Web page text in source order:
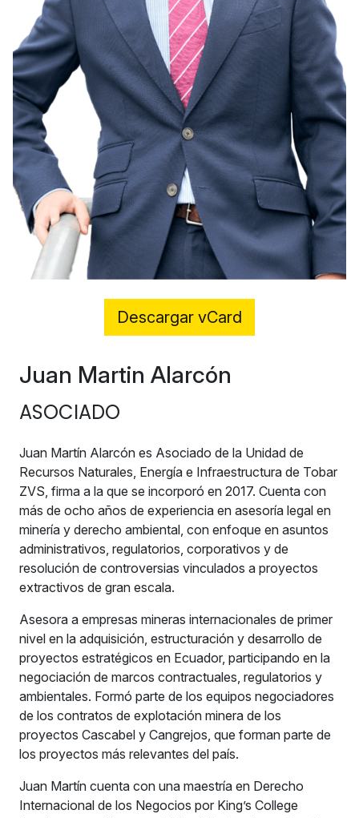
Descargar vCard
Juan Martin Alarcón
ASOCIADO
Juan Martín Alarcón es Asociado de la Unidad de
Recursos Naturales, Energía e Infraestructura de Tobar
ZVS, firma a la que se incorporó en 2017. Cuenta con
más de ocho años de experiencia en asesoría legal en
minería y derecho ambiental, con enfoque en asuntos
administrativos, regulatorios, corporativos y de
resolución de controversias vinculados a proyectos
extractivos de gran escala.
Asesora a empresas mineras internacionales de primer
nivel en la adquisición, estructuración y desarrollo de
proyectos estratégicos en Ecuador, participando en la
negociación de marcos contractuales, regulatorios y
ambientales. Formó parte de los equipos negociadores
de los contratos de explotación minera de los
proyectos Cascabel y Cangrejos, que forman parte de
los proyectos más relevantes del país.
Juan Martín cuenta con una maestría en Derecho
Internacional de los Negocios por King’s College